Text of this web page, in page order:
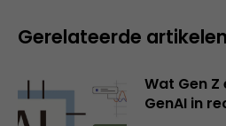
Gerelateerde artikelen
Wat Gen
GenAI in